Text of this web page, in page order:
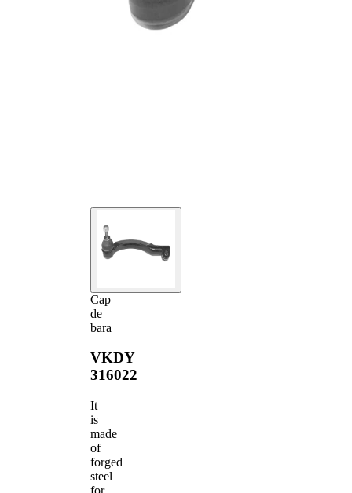
Cap
de
bara
VKDY
316022
It
is
made
of
forged
steel
for